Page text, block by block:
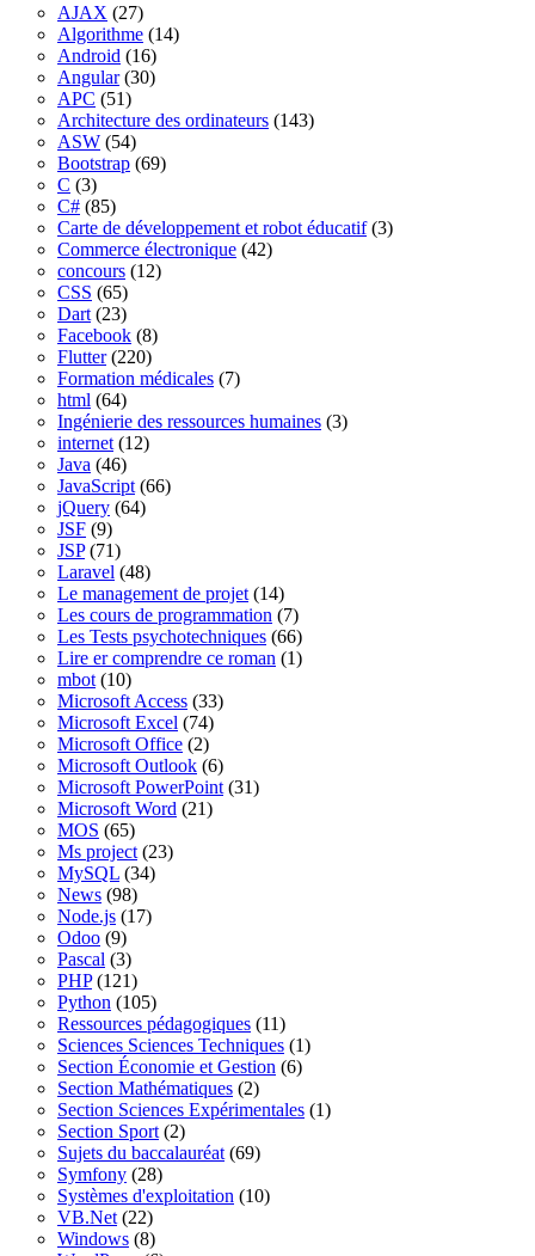
AJAX (27)
Algorithme (14)
Android (16)
Angular(30)
APC (51)
Architecture des ordinateurs (143)
ASW (54)
Bootstrap (69)
C (3)
C# (85)
Carte de développement et robot éducatif(3)
Commerce électronique (42)
concours (12)
CSS (65)
Dart (23)
Facebook (8)
Flutter(220)
Formation médicales (7)
html (64)
Ingénierie des ressources humaines (3)
internet (12)
Java (46)
JavaScript (66)
jQuery (64)
JSF (9)
JSP(71)
Laravel (48)
Le management de projet (14)
Les cours de programmation (7)
Les Tests psychotechniques (66)
Lire er comprendre ce roman (1)
mbot (10)
Microsoft Access (33)
Microsoft Excel (74)
Microsoft Office (2)
Microsoft Outlook (6)
Microsoft PowerPoint (31)
Microsoft Word (21)
MOS (65)
Ms project (23)
MySQL (34)
News (98)
Node.js (17)
Odoo (9)
Pascal (3)
PHP(121)
Python (105)
Ressources pédagogiques (11)
Sciences Sciences Techniques (1)
Section Économie et Gestion (6)
Section Mathématiques (2)
Section Sciences Expérimentales (1)
Section Sport (2)
Sujets du baccalauréat (69)
Symfony (28)
Systèmes d'exploitation (10)
VB.Net (22)
Windows (8)